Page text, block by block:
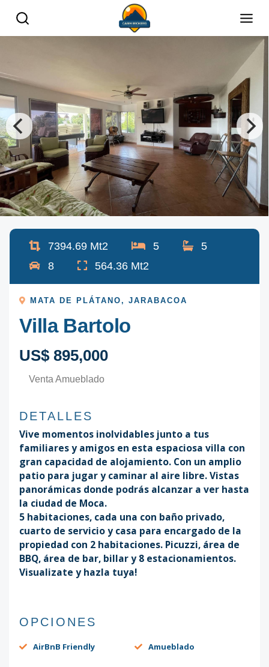
7394.69 Mt2 5
5
8
564.36 Mt2
MATA DE PLÁTANO ,JARABACOA
Villa Bartolo
US$ 895,000
Venta Amueblado
DETALLES
Vive momentos inolvidables junto a tus
familiares y amigos en esta espaciosa villa con
gran capacidad de alojamiento. Con un amplio
patio para jugar y caminar al aire libre. Vistas
panorámicas donde podrás alcanzar a ver hasta
la ciudad de Moca.
5 habitaciones, cada una con baño privado,
cuarto de servicio y casa para encargado de la
propiedad con 2 habitaciones. Picuzzi, área de
BBQ, área de bar, billar y 8 estacionamientos.
Visualizate y hazla tuya!
OPCIONES
AirBnB Friendly Amueblado